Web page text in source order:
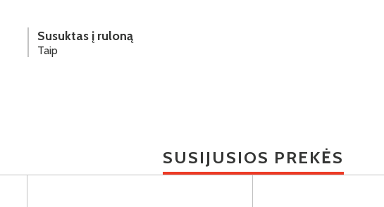
Susuktas į ruloną
Taip
SUSIJUSIOS PREKĖS